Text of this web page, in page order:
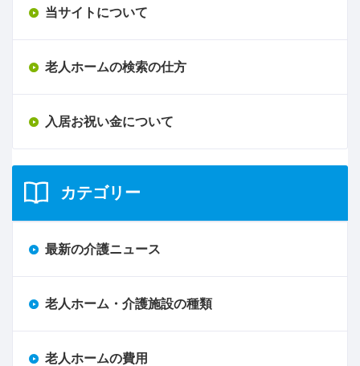
当サイトについて
老人ホームの検索の仕方
入居お祝い金について
カテゴリー
最新の介護ニュース
老人ホーム・介護施設の種類
老人ホームの費用